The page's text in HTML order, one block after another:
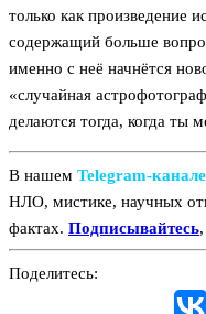
только как произведение
содержащий больше
именно с неё начнётся
«случайная
делаются тогда, когда ты
В нашем Telegram‑канале
НЛО, мистике, научных
фактах. Подписывайтесь
Поделитесь: